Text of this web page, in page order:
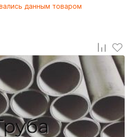
данным товаром